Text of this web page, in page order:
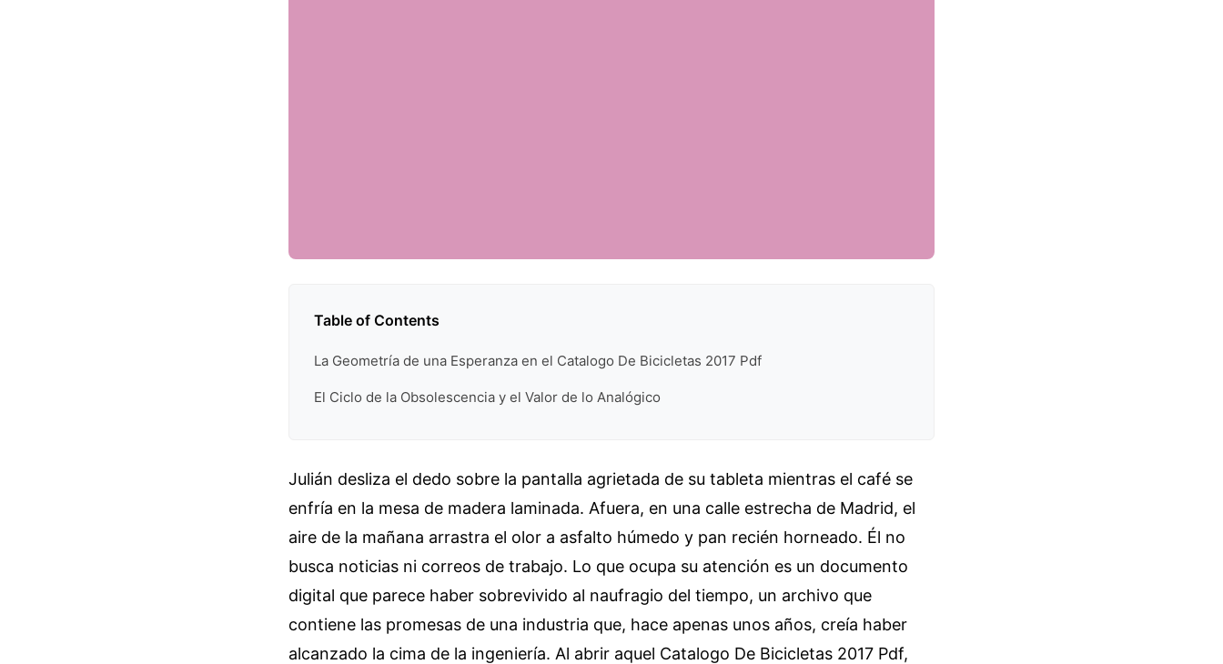
Table of Contents
La Geometría de una Esperanza en el Catalogo De Bicicletas 2017 Pdf
El Ciclo de la Obsolescencia y el Valor de lo Analógico
Julián desliza el dedo sobre la pantalla agrietada de su tableta mientras el café se
enfría en la mesa de madera laminada. Afuera, en una calle estrecha de Madrid, el
aire de la mañana arrastra el olor a asfalto húmedo y pan recién horneado. Él no
busca noticias ni correos de trabajo. Lo que ocupa su atención es un documento
digital que parece haber sobrevivido al naufragio del tiempo, un archivo que
contiene las promesas de una industria que, hace apenas unos años, creía haber
alcanzado la cima de la ingeniería. Al abrir aquel Catalogo De Bicicletas 2017 Pdf,